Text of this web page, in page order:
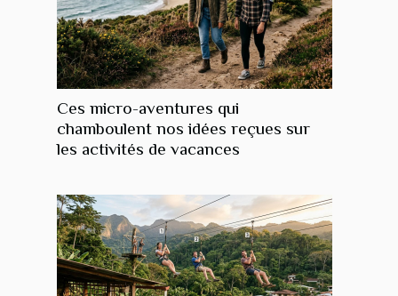
Ces micro-aventures qui
chamboulent nos idées reçues sur
les activités de vacances